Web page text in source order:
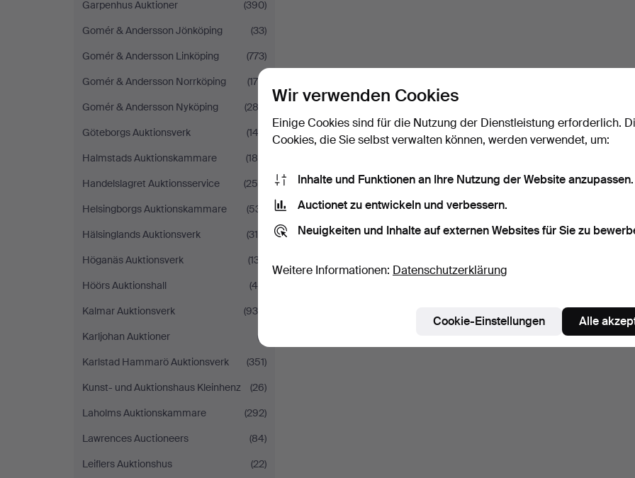
Garpenhus Auktioner
(390)
Gomér & Andersson Jönköping
(33)
Gomér & Andersson Linköping
(773)
Gomér & Andersson Norrköping
(170)
Gomér & Andersson Nyköping
(283)
Göteborgs Auktionsverk
(142)
Halmstads Auktionskammare
(184)
Handelslagret Auktionsservice
(250)
Helsingborgs Auktionskammare
(531)
Hälsinglands Auktionsverk
(315)
Höganäs Auktionsverk
(137)
Höörs Auktionshall
(46)
Kalmar Auktionsverk
(934)
Karljohan Auktioner
(7)
Karlstad Hammarö Auktionsverk
(351)
Kunst- und Auktionshaus Kleinhenz
(26)
Laholms Auktionskammare
(292)
Lawrences Auctioneers
(84)
Leiflers Auktionshus
(22)
Wir verwenden Cookies
Einige Cookies sind für die Nutzung der Dienstleistung erforderlich.
Cookies, die Sie selbst verwalten können, werden verwendet, um:
Inhalte und Funktionen an Ihre Nutzung der Website anzupassen.
Auctionet zu entwickeln und verbessern.
Neuigkeiten und Inhalte auf externen Websites für Sie zu
Weitere Informationen: Datenschutzerklärung
Cookie-Einstellungen Alle